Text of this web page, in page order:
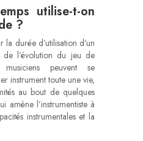
utilise-t-on
?
la durée d’utilisation d’un
de l’évolution du jeu de
musiciens peuvent se
instrument toute une vie,
au bout de quelques
amène l’instrumentiste à
instrumentales et la